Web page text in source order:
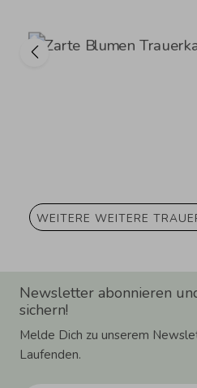
WEITERE WEITERE
Newsletter abonnieren
sichern!
Melde Dich zu unserem
Laufenden.